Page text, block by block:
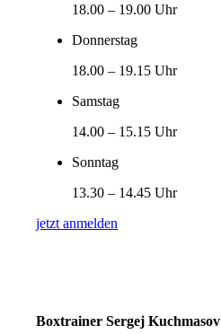
18.00 – 19.00 Uhr
Donnerstag
18.00 – 19.15 Uhr
Samstag
14.00 – 15.15 Uhr
Sonntag
13.30 – 14.45 Uhr
jetzt anmelden
Boxtrainer Sergej Kuchmasov